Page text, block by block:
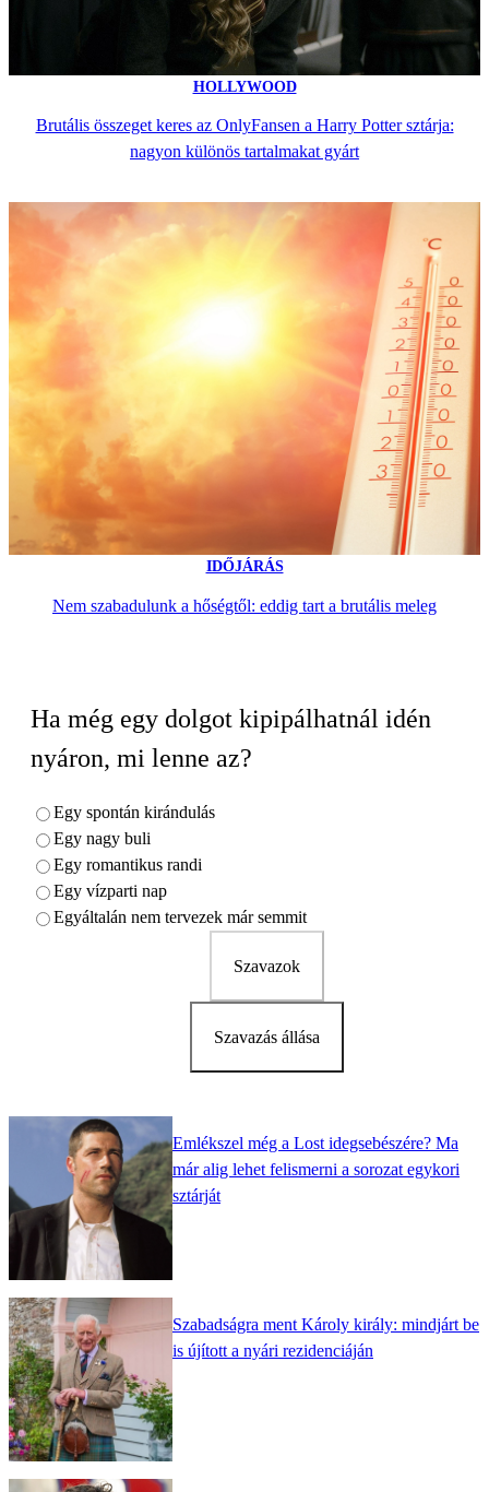
HOLLYWOOD
Brutális összeget keres az OnlyFansen a Harry Potter sztárja:
nagyon különös tartalmakat gyárt
IDŐJÁRÁS
Nem szabadulunk a hőségtől: eddig tart a brutális meleg
Ha még egy dolgot kipipálhatnál idén
nyáron, mi lenne az?
Egy spontán kirándulás
Egy nagy buli
Egy romantikus randi
Egy vízparti nap
Egyáltalán nem tervezek már semmit
Szavazok
Szavazás állása
Emlékszel még a Lost idegsebészére? Ma
már alig lehet felismerni a sorozat egykori
sztárját
Szabadságra ment Károly király: mindjárt be
is újított a nyári rezidenciáján